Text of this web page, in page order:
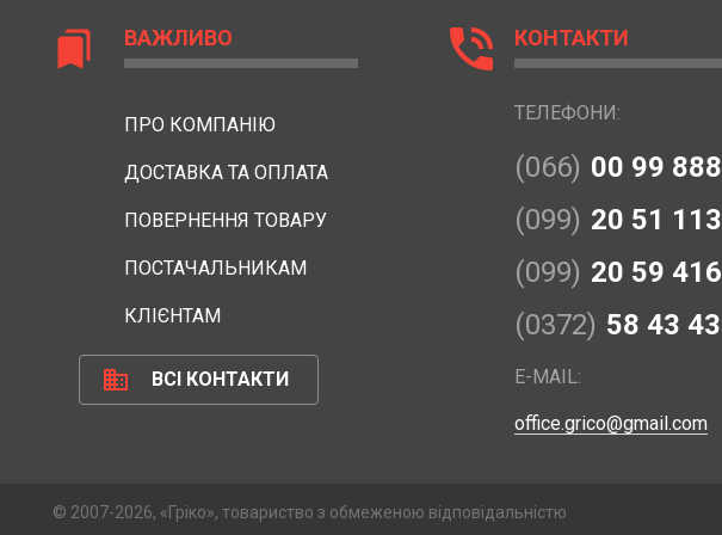
bookmarks ВАЖЛИВО
ПРО КОМПАНІЮ
ДОСТАВКА ТА ОПЛАТА
ПОВЕРНЕННЯ ТОВАРУ
ПОСТАЧАЛЬНИКАМ
КЛІЄНТАМ
business ВСІ КОНТАКТИ
phone_in_talk КОНТАКТИ
ТЕЛЕФОНИ:
(066) 00 99 888
(099) 20 51 113
(099) 20 59 416
(0372) 58 43 43
E-MAIL:
office.grico@gmail.com
© 2007-2026, «Гріко», товариство з обмеженою відповідальністю